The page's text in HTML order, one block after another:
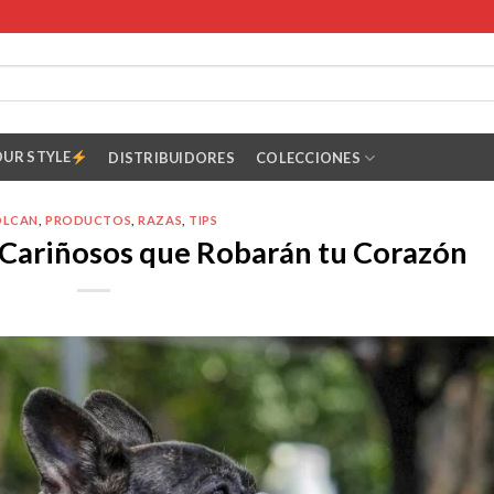
STYLE DISTRIBUIDORES COLECCIONES
,PRODUCTOS ,RAZAS TIPS
que Robarán tu Corazón